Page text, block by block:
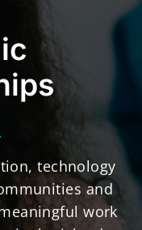
technology
and
work